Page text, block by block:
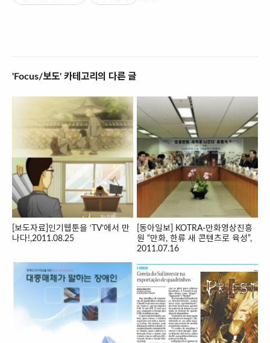
'Focus/보도' 카테고리의 다른 글
[보도자료]인기웹툰을 ‘TV’에서 만
나다!,2011.08.25
[동아일보] KOTRA-만화영상진흥
원 “만화, 한류 새 콘텐츠로 육성”,
2011.07.16